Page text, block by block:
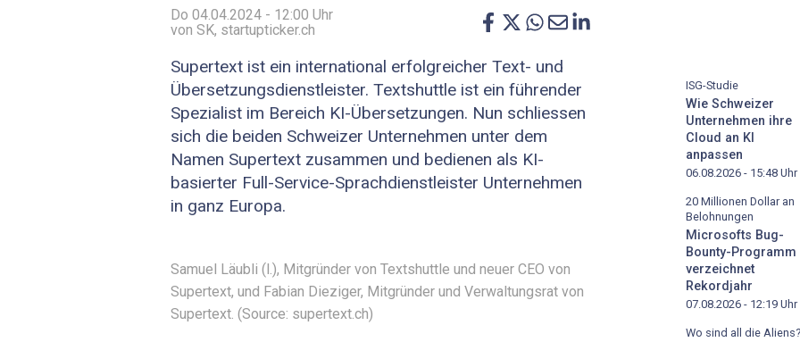
Do 04.04.2024 - 12:00 Uhr
von SK, startupticker.ch
Supertext ist ein international erfolgreicher Text- und
Übersetzungsdienstleister. Textshuttle ist ein führender
Spezialist im Bereich KI-Übersetzungen. Nun schliessen
sich die beiden Schweizer Unternehmen unter dem
Namen Supertext zusammen und bedienen als KI-
basierter Full-Service-Sprachdienstleister Unternehmen
in ganz Europa.
Samuel Läubli (l.), Mitgründer von Textshuttle und neuer CEO von
Supertext, und Fabian Dieziger, Mitgründer und Verwaltungsrat von
Supertext. (Source: supertext.ch)
ISG-Studie
Wie Schweizer
Unternehmen ihre
Cloud an KI
anpassen
06.08.2026 - 15:48 Uhr
20 Millionen Dollar an
Belohnungen
Microsofts Bug-
Bounty-Programm
verzeichnet
Rekordjahr
07.08.2026 - 12:19 Uhr
Wo sind all die Aliens?